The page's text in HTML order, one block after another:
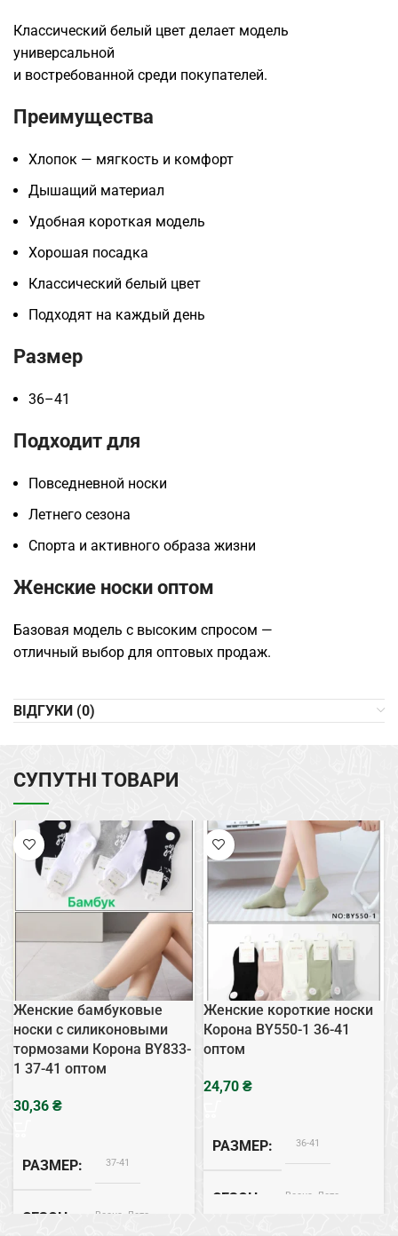
Классический белый цвет делает модель
универсальной
и востребованной среди покупателей.
Преимущества
Хлопок — мягкость и комфорт
Дышащий материал
Удобная короткая модель
Хорошая посадка
Классический белый цвет
Подходят на каждый день
Размер
36–41
Подходит для
Повседневной носки
Летнего сезона
Спорта и активного образа жизни
Женские носки оптом
Базовая модель с высоким спросом —
отличный выбор для оптовых продаж.
ВІДГУКИ (0)
СУПУТНІ ТОВАРИ
Женские бамбуковые
носки с силиконовыми
тормозами Корона BY833-
1 37-41 оптом
₴
РАЗМЕР 37-41
СЕЗОН Весна, Лето
Женские короткие носки
Корона BY550-1 36-41
оптом
₴
РАЗМЕР 36-41
СЕЗОН Весна, Лето